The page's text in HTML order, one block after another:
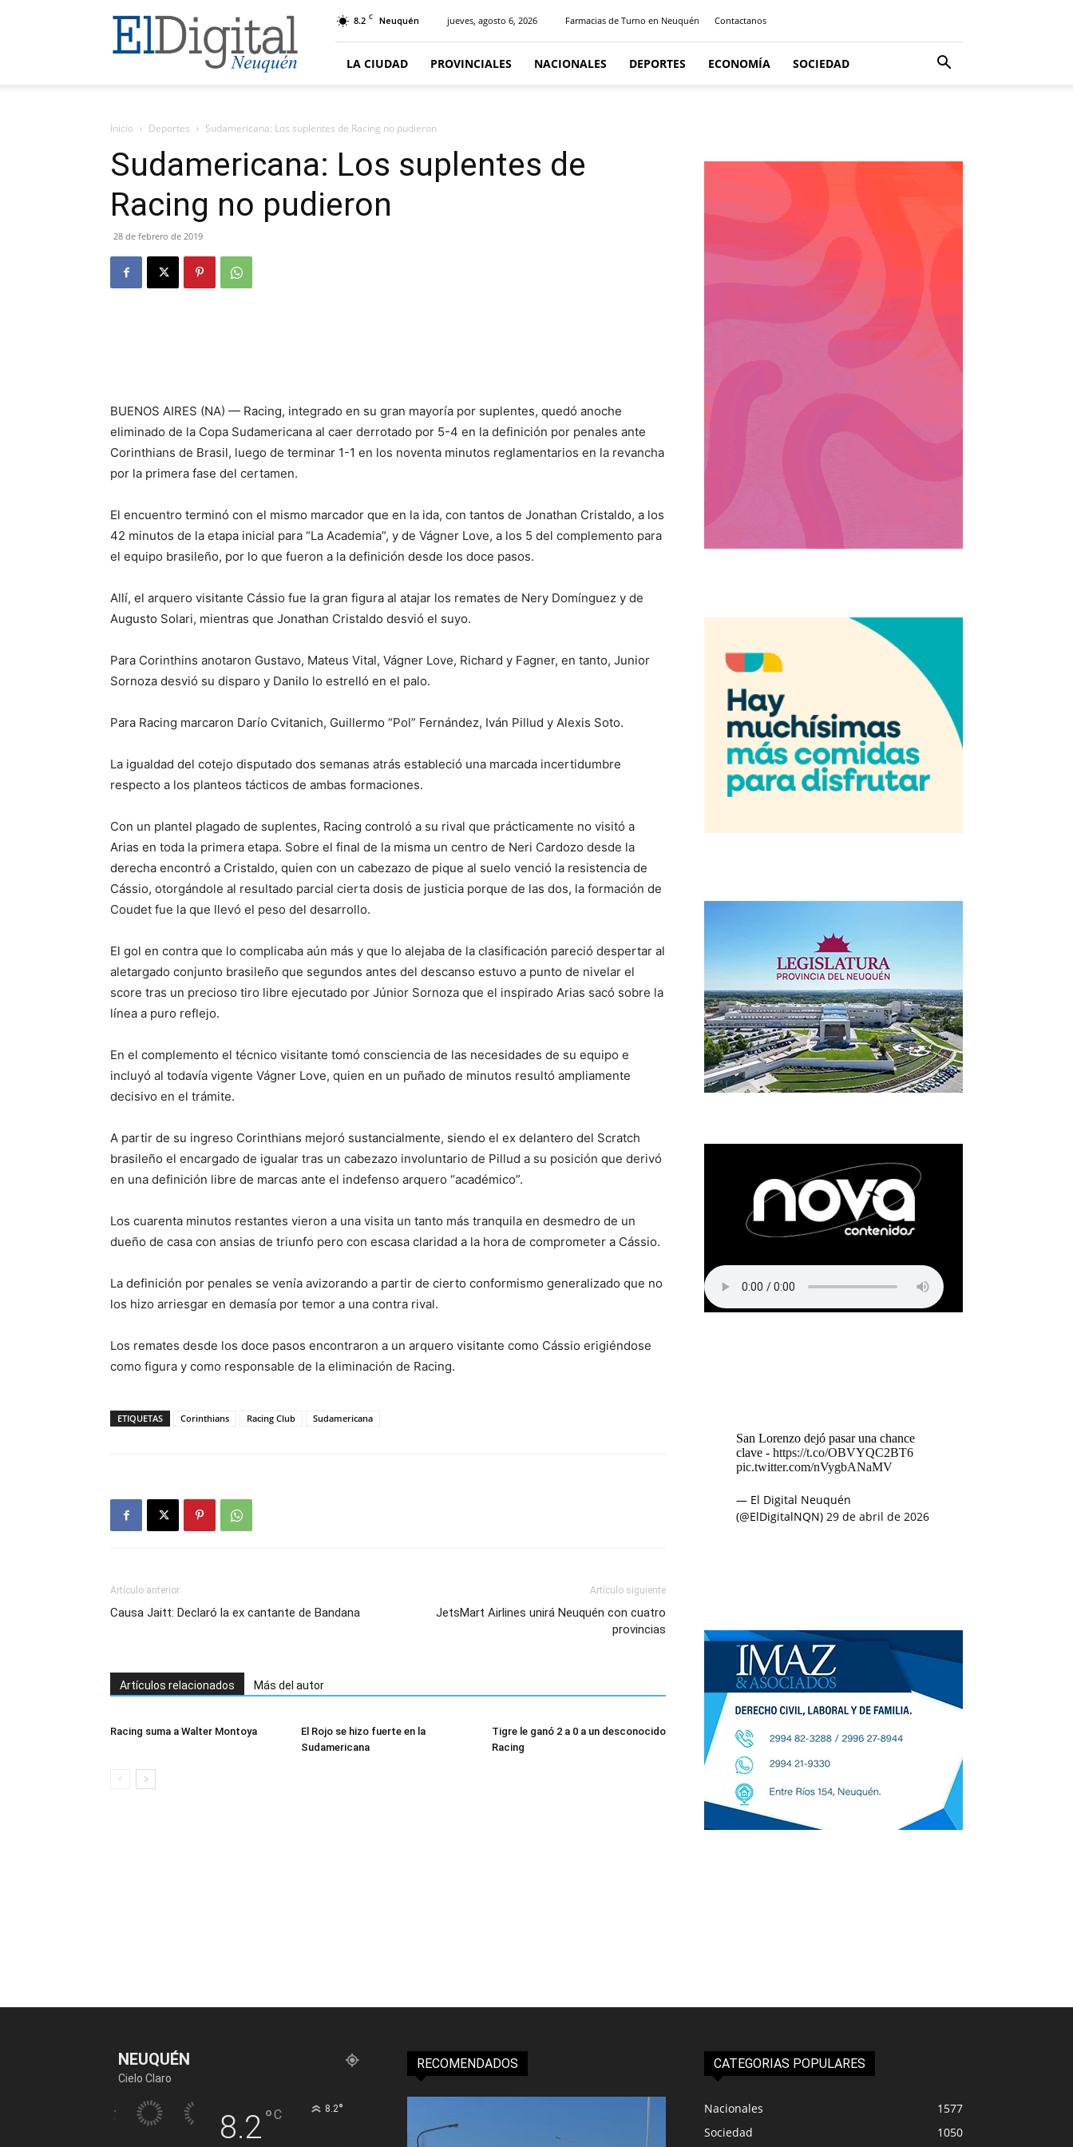
El
Digital
Neuquen
8.2 C Neuquén jueves, agosto 6, 2026 Farmacias de Turno en Neuquén Contactanos
LA CIUDAD PROVINCIALES NACIONALES DEPORTES ECONOMÍA SOCIEDAD
Inicio Deportes Sudamericana: Los suplentes de Racing no pudieron
Sudamericana: Los suplentes de
Racing no pudieron
28 de febrero de 2019
BUENOS AIRES (NA) — Racing, integrado en su gran mayoría por suplentes, quedó anoche
eliminado de la Copa Sudamericana al caer derrotado por 5-4 en la definición por penales ante
Corinthians de Brasil, luego de terminar 1-1 en los noventa minutos reglamentarios en la revancha
por la primera fase del certamen.
El encuentro terminó con el mismo marcador que en la ida, con tantos de Jonathan Cristaldo, a los
42 minutos de la etapa inicial para “La Academia”, y de Vágner Love, a los 5 del complemento para
el equipo brasileño, por lo que fueron a la definición desde los doce pasos.
Allí, el arquero visitante Cássio fue la gran figura al atajar los remates de Nery Domínguez y de
Augusto Solari, mientras que Jonathan Cristaldo desvió el suyo.
Para Corinthins anotaron Gustavo, Mateus Vital, Vágner Love, Richard y Fagner, en tanto, Junior
Sornoza desvió su disparo y Danilo lo estrelló en el palo.
Para Racing marcaron Darío Cvitanich, Guillermo “Pol” Fernández, Iván Pillud y Alexis Soto.
La igualdad del cotejo disputado dos semanas atrás estableció una marcada incertidumbre
respecto a los planteos tácticos de ambas formaciones.
Con un plantel plagado de suplentes, Racing controló a su rival que prácticamente no visitó a
Arias en toda la primera etapa. Sobre el final de la misma un centro de Neri Cardozo desde la
derecha encontró a Cristaldo, quien con un cabezazo de pique al suelo venció la resistencia de
Cássio, otorgándole al resultado parcial cierta dosis de justicia porque de las dos, la formación de
Coudet fue la que llevó el peso del desarrollo.
El gol en contra que lo complicaba aún más y que lo alejaba de la clasificación pareció despertar al
aletargado conjunto brasileño que segundos antes del descanso estuvo a punto de nivelar el
score tras un precioso tiro libre ejecutado por Júnior Sornoza que el inspirado Arias sacó sobre la
línea a puro reflejo.
En el complemento el técnico visitante tomó consciencia de las necesidades de su equipo e
incluyó al todavía vigente Vágner Love, quien en un puñado de minutos resultó ampliamente
decisivo en el trámite.
A partir de su ingreso Corinthians mejoró sustancialmente, siendo el ex delantero del Scratch
brasileño el encargado de igualar tras un cabezazo involuntario de Pillud a su posición que derivó
en una definición libre de marcas ante el indefenso arquero “académico”.
Los cuarenta minutos restantes vieron a una visita un tanto más tranquila en desmedro de un
dueño de casa con ansias de triunfo pero con escasa claridad a la hora de comprometer a Cássio.
La definición por penales se venía avizorando a partir de cierto conformismo generalizado que no
los hizo arriesgar en demasía por temor a una contra rival.
Los remates desde los doce pasos encontraron a un arquero visitante como Cássio erigiéndose
como figura y como responsable de la eliminación de Racing.
ETIQUETAS Corinthians Racing Club Sudamericana
Artículo anterior
Causa Jaitt: Declaró la ex cantante de Bandana
Artículo siguiente
JetsMart Airlines unirá Neuquén con cuatro
provincias
Artículos relacionados Más del autor
Racing suma a Walter Montoya
El Rojo se hizo fuerte en la
Sudamericana
Tigre le ganó 2 a 0 a un desconocido
Racing
San Lorenzo dejó pasar una chance
clave - https://t.co/OBVYQC2BT6
pic.twitter.com/nVygbANaMV
— El Digital Neuquén
(@ElDigitalNQN) 29 de abril de 2026
NEUQUÉN
Cielo Claro
8.2°C 8.2°
RECOMENDADOS CATEGORIAS POPULARES
Nacionales
1577
Sociedad
1050